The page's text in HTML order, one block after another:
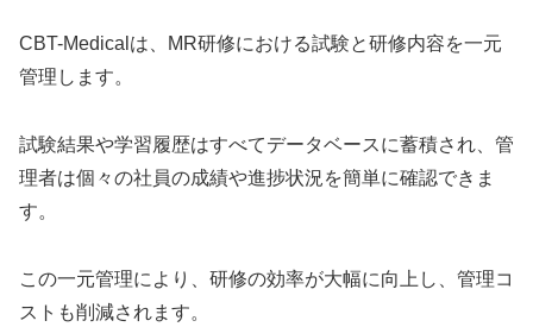
CBT-Medicalは、MR研修における試験と研修内容を一元
管理します。
試験結果や学習履歴はすべてデータベースに蓄積され、管
理者は個々の社員の成績や進捗状況を簡単に確認できま
す。
この一元管理により、研修の効率が大幅に向上し、管理コ
ストも削減されます。